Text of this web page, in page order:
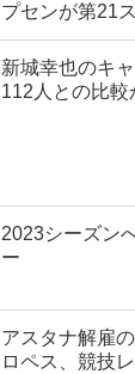
プセンが第21
新城幸也のキ
112人との比較
2023シーズン
ー
アスタナ解雇
ロペス、競技